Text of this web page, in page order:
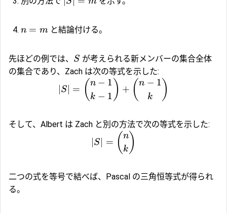
n = mと結論付ける。
先ほどの例では、 S が考えられる新メンバーの集合全体
の集合であり、Zach は次の等式を示した:
S = ( k − 1
n − 1 ) + ( k
n − 1 )
そして、Albert は Zach と別の方法で次の等式を示した:
S = ( k
n)
二つの式を等号で結べば、Pascal の三角恒等式が得られ
る。